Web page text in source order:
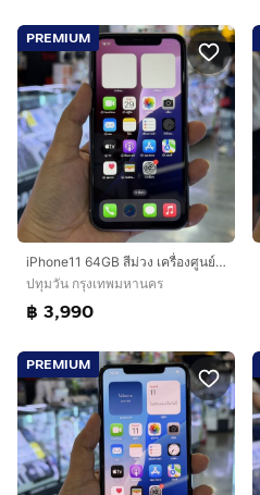
PREMIUM
iPhone11 64GB สีม่วง เครื่องศูนย์ โมเดลTH สภาพสวยมากๆ🔥🔥
ปทุมวัน กรุงเทพมหานคร
฿ 3,990
PREMIUM